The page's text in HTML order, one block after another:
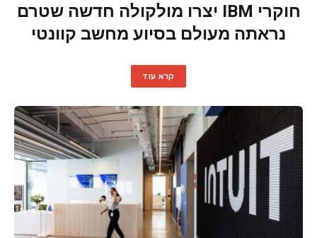
חוקרי IBM יצרו מולקולה חדשה שטרם
נראתה מעולם בסיוע מחשב קוונטי
קרא עוד